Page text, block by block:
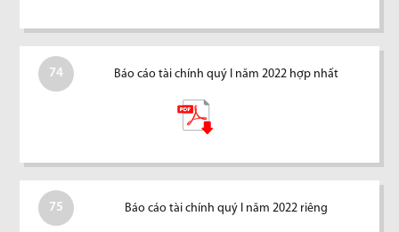
74 Báo cáo tài chính quý I năm 2022 hợp nhất
75 Báo cáo tài chính quý I năm 2022 riêng